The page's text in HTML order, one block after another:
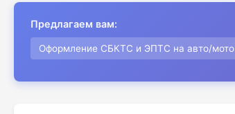
Предлагаем вам:
Оформление СБКТС и ЭПТС на авто/мото